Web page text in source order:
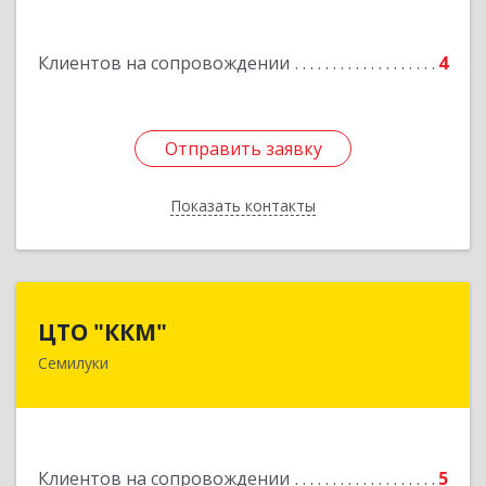
Клиентов на сопровождении 4
Отправить заявку
Показать контакты
Отправить заявку
Назад
ЦТО "ККМ"
Семилуки
Клиентов на сопровождении 5